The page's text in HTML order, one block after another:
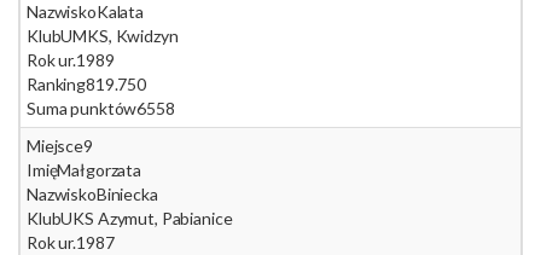
NazwiskoKalata
KlubUMKS, Kwidzyn
Rok ur.1989
Ranking819.750
Suma punktów6558
Miejsce9
ImięMałgorzata
NazwiskoBiniecka
KlubUKS Azymut, Pabianice
Rok ur.1987